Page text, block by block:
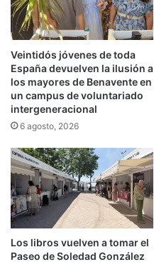
Veintidós jóvenes de toda
España devuelven la ilusión a
los mayores de Benavente en
un campus de voluntariado
intergeneracional
6 agosto, 2026
Los libros vuelven a tomar el
Paseo de Soledad González